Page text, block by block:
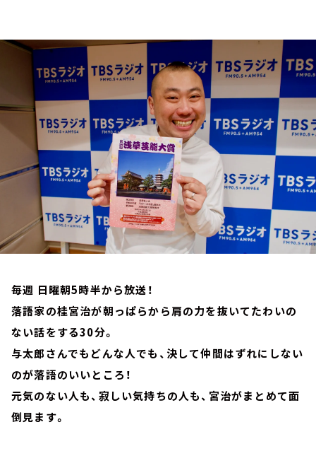
お知らせ
イベント・グッズ
YouTube
会社情報
毎週 日曜朝5時半から放送！
落語家の桂宮治が朝っぱらから肩の力を抜いてたわいの
ない話をする30分。
与太郎さんでもどんな人でも、決して仲間はずれにしない
のが落語のいいところ！
元気のない人も、寂しい気持ちの人も、宮治がまとめて面
倒見ます。